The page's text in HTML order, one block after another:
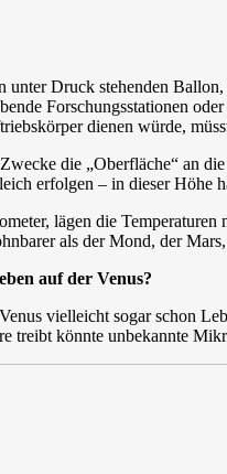
unter Druck stehenden
Forschungsstationen
dienen würde,
die „Oberfläche“ an
erfolgen – in dieser Höhe
lägen die Temperaturen
als der Mond, der
auf der Venus?
vielleicht sogar schon
treibt könnte unbekannte